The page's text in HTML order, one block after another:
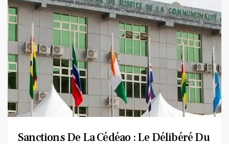
Sanctions De La Cédéao : Le Délibéré Du